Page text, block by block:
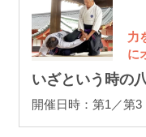
力
に
いざという時の
開催日時：第1／第3